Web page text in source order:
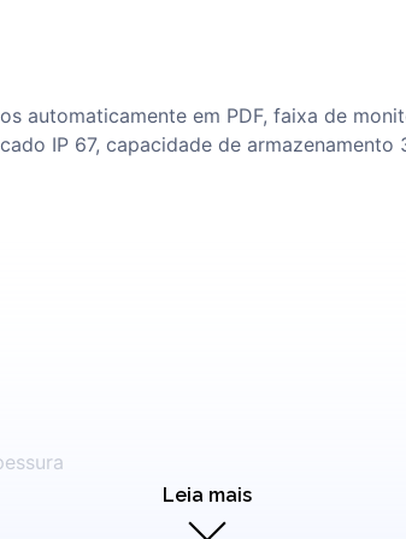
automaticamente em PDF, faixa de
IP 67, capacidade de armazenamento
Leia mais